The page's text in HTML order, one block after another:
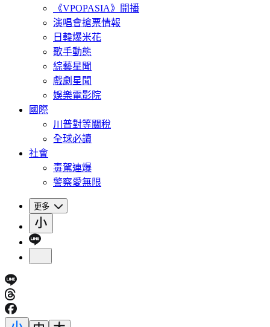
《VPOPASIA》開播
演唱會搶票情報
日韓爆米花
歌手動態
綜藝星聞
戲劇星聞
娛樂電影院
國際
川普對等關稅
全球必讀
社會
毒駕連爆
警察愛無限
更多